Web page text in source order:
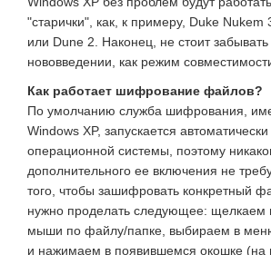
"старички", как, к примеру, Duke Nukem
или Dune 2. Наконец, не стоит забывать
нововведении, как режим
Как работает шифрование файлов?
По умолчанию служба шифрования,
Windows XP, запускается автоматически
операционной системы, поэтому
дополнительного ее включения не
того, чтобы зашифровать конкретный
нужно проделать следующее: щелкаем
мыши по файлу/папке, выбираем в
и нажимаем в появившемся окошке (на